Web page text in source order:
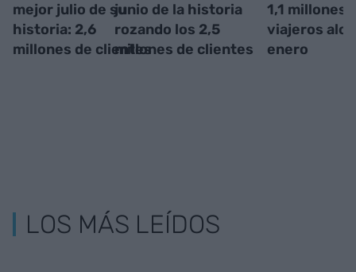
mejor julio de su
historia: 2,6
millones de clientes
junio de la historia
rozando los 2,5
millones de clientes
1,1 millones
viajeros
enero
LOS MÁS LEÍDOS